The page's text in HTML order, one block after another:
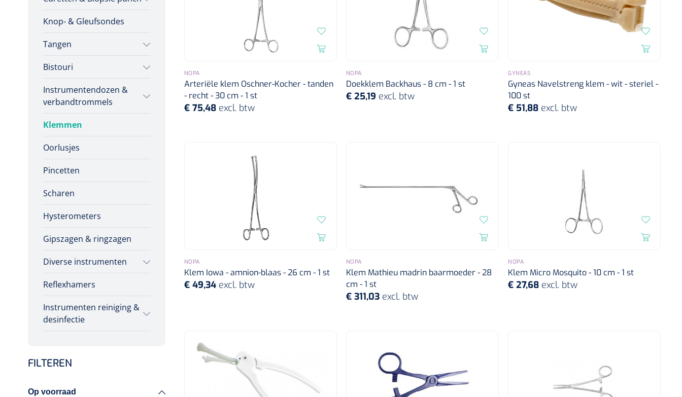
Incontinentiezorg
Injectiemateriaal
Infrastructuur
Monitoring
Wondzorg
Vaginale specula
Herbruikbare curetten
Wegwerp curetten
Biopsie punch
Knop- & Gleufsondes
Tangen
Tampontangen
Uterustangen
Nageltangen
wondhaken
Bistouri
Bistourimesjes
Stitch cutters
Volledige bistouris
Instrumentendozen &
verbandtrommels
Verbandtrommels
Instrumentendozen
Klemmen
Oorlusjes
Pincetten
Scharen
Hysterometers
Gipszagen & ringzagen
Diverse instrumenten
Allerlei
Poliepentang
Stemvorken
Wondspreiders
Reflexhamers
Instrumenten reiniging &
desinfectie
Poupinel
FILTEREN
Op voorraad
NOPA
Arteriële klem Oschner-Kocher - tanden
- recht - 30 cm - 1 st
€ 75,48 excl. btw
NOPA
Doekklem Backhaus - 8 cm - 1 st
€ 25,19 excl. btw
GYNEAS
Gyneas Navelstreng klem - wit - steriel -
100 st
€ 51,88 excl. btw
NOPA
Klem Iowa - amnion-blaas - 26 cm - 1 st
€ 49,34 excl. btw
NOPA
Klem Mathieu madrin baarmoeder - 28
cm - 1 st
€ 311,03 excl. btw
NOPA
Klem Micro Mosquito - 10 cm - 1 st
€ 27,68 excl. btw